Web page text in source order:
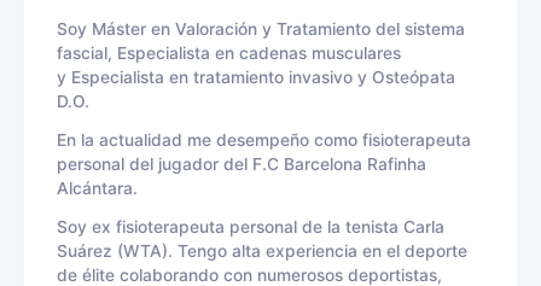
Soy Máster en Valoración y Tratamiento del sistema
fascial, Especialista en cadenas musculares
y Especialista en tratamiento invasivo y Osteópata
D.O.
En la actualidad me desempeño como fisioterapeuta
personal del jugador del F.C Barcelona Rafinha
Alcántara.
Soy ex fisioterapeuta personal de la tenista Carla
Suárez (WTA). Tengo alta experiencia en el deporte
de élite colaborando con numerosos deportistas,